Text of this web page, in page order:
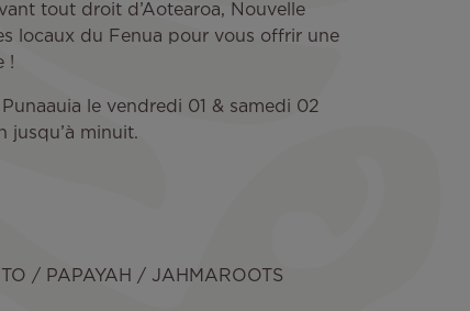
tout droit d’Aotearoa, Nouvelle
locaux du Fenua pour vous offrir une
!
le vendredi 01 & samedi 02
jusqu’à minuit.
/ PAPAYAH / JAHMAROOTS